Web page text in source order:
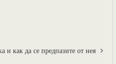
и как да се предпазите от нея